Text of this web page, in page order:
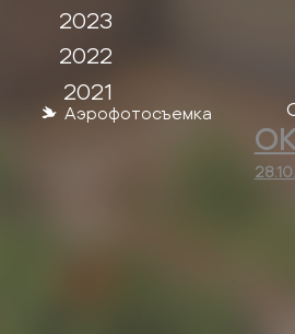
2023
2022
2021
Аэрофотосъемка